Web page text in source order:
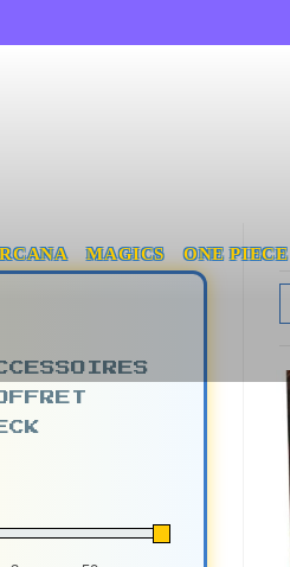
MAGICS ONE PIECE